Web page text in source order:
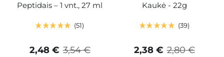
Peptidais – 1 vnt., 27 ml
51
3,54 €
2,48 €
Kaukė - 22g
39
2,80 €
2,38 €